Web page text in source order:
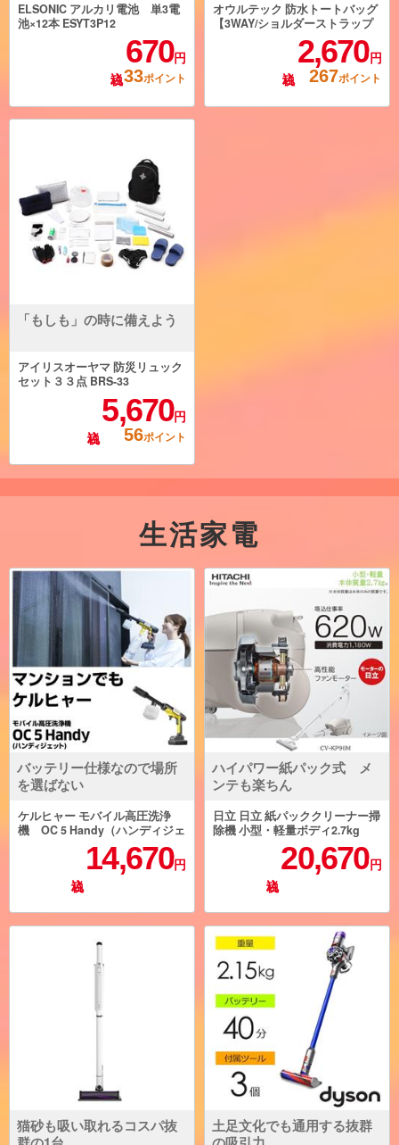
ELSONIC アルカリ電池 単3電
池×12本 ESYT3P12
670円
33ポイント
オウルテック 防水トートバッグ
【3WAY/ショルダーストラップ
付/容量25L/白】 OWL-WPBAG0
2,670 円
267ポイント
「もしも」の時に備えよう
アイリスオーヤマ 防災リュック
セット３３点 BRS-33
5,670円
56ポイント
生活家電
バッテリー仕様なので場所
を選ばない
ケルヒャー モバイル高圧洗浄
機 OC 5 Handy（ハンディジェ
ット） 1-328-142-014,670円
ハイパワー紙パック式 メ
ンテも楽ちん
日立 日立 紙パッククリーナー掃
除機 小型・軽量ボディ2.7kg
（本体質量） 強烈パワー６2０
Ｗ CV-KP90M-C20,670 円
猫砂も吸い取れるコスパ抜
土足文化でも通用する抜群